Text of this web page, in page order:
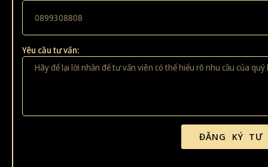
Yêu cầu tư vấn:
ĐĂNG KÝ TƯ